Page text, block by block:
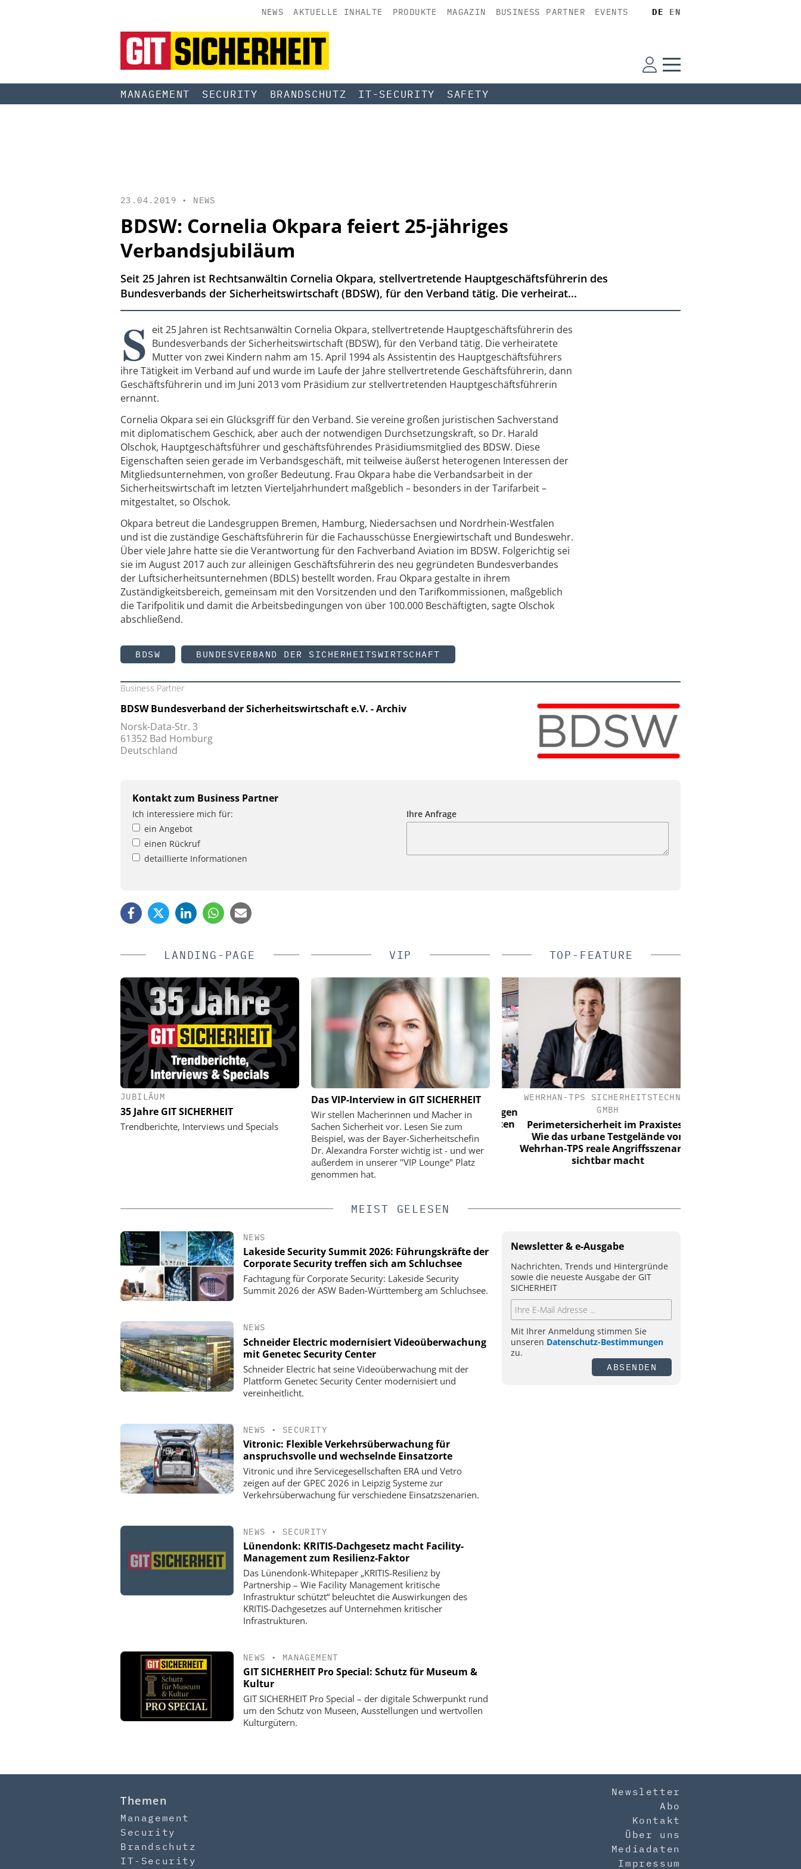
NEWS AKTUELLE INHALTE PRODUKTE MAGAZIN BUSINESS PARTNER EVENTS DE EN
MANAGEMENT SECURITY BRANDSCHUTZ IT-SECURITY SAFETY
23.04.2019 • NEWS
BDSW: Cornelia Okpara feiert 25-jähriges
Verbandsjubiläum
Seit 25 Jahren ist Rechtsanwältin Cornelia Okpara, stellvertretende Hauptgeschäftsführerin des
Bundesverbands der Sicherheitswirtschaft (BDSW), für den Verband tätig. Die verheirat...
S eit 25 Jahren ist Rechtsanwältin Cornelia Okpara, stellvertretende Hauptgeschäftsführerin des
Bundesverbands der Sicherheitswirtschaft (BDSW), für den Verband tätig. Die verheiratete
Mutter von zwei Kindern nahm am 15. April 1994 als Assistentin des Hauptgeschäftsführers
ihre Tätigkeit im Verband auf und wurde im Laufe der Jahre stellvertretende Geschäftsführerin, dann
Geschäftsführerin und im Juni 2013 vom Präsidium zur stellvertretenden Hauptgeschäftsführerin
ernannt.
Cornelia Okpara sei ein Glücksgriff für den Verband. Sie vereine großen juristischen Sachverstand
mit diplomatischem Geschick, aber auch der notwendigen Durchsetzungskraft, so Dr. Harald
Olschok, Hauptgeschäftsführer und geschäftsführendes Präsidiumsmitglied des BDSW. Diese
Eigenschaften seien gerade im Verbandsgeschäft, mit teilweise äußerst heterogenen Interessen der
Mitgliedsunternehmen, von großer Bedeutung. Frau Okpara habe die Verbandsarbeit in der
Sicherheitswirtschaft im letzten Vierteljahrhundert maßgeblich – besonders in der Tarifarbeit –
mitgestaltet, so Olschok.
Okpara betreut die Landesgruppen Bremen, Hamburg, Niedersachsen und Nordrhein-Westfalen
und ist die zuständige Geschäftsführerin für die Fachausschüsse Energiewirtschaft und Bundeswehr.
Über viele Jahre hatte sie die Verantwortung für den Fachverband Aviation im BDSW. Folgerichtig sei
sie im August 2017 auch zur alleinigen Geschäftsführerin des neu gegründeten Bundesverbandes
der Luftsicherheitsunternehmen (BDLS) bestellt worden. Frau Okpara gestalte in ihrem
Zuständigkeitsbereich, gemeinsam mit den Vorsitzenden und den Tarifkommissionen, maßgeblich
die Tarifpolitik und damit die Arbeitsbedingungen von über 100.000 Beschäftigten, sagte Olschok
abschließend.
BDSW BUNDESVERBAND DER SICHERHEITSWIRTSCHAFT
Business Partner
BDSW Bundesverband der Sicherheitswirtschaft e.V. - Archiv
Norsk-Data-Str. 3
61352 Bad Homburg
Deutschland
Kontakt zum Business Partner
Ich interessiere mich für:
ein Angebot
einen Rückruf
detaillierte Informationen
Ihre Anfrage
LANDING-PAGE
JUBILÄUM
35 Jahre GIT SICHERHEIT
Trendberichte, Interviews und Specials
VIP
Das VIP-Interview in GIT SICHERHEIT
Wir stellen Macherinnen und Macher in
Sachen Sicherheit vor. Lesen Sie zum
Beispiel, was der Bayer-Sicherheitschefin
Dr. Alexandra Forster wichtig ist - und wer
außerdem in unserer "VIP Lounge" Platz
genommen hat.
TOP-FEATURE
DOM SICHERHEITSTECHNIK GMBH &
CO. KG
90 Jahre Dom Sicherheitstechnik:
Vom Schließzylinder zur vernetzten
EUCHNER GMBH + CO. KG
Euchner mit IO-Link-Safety-Lösungen
auf der Hannover Messe: Die letzten
20 Meter im Fokus
WEHRHAN-TPS SICHERHEITSTECHNIK
GMBH
Perimetersicherheit im Praxistest:
Wie das urbane Testgelände von
Wehrhan-TPS reale Angriffsszenarien
sichtbar macht
MEIST GELESEN
NEWS
Lakeside Security Summit 2026: Führungskräfte der
Corporate Security treffen sich am Schluchsee
Fachtagung für Corporate Security: Lakeside Security
Summit 2026 der ASW Baden‑Württemberg am Schluchsee.
NEWS
Schneider Electric modernisiert Videoüberwachung
mit Genetec Security Center
Schneider Electric hat seine Videoüberwachung mit der
Plattform Genetec Security Center modernisiert und
vereinheitlicht.
NEWS • SECURITY
Vitronic: Flexible Verkehrsüberwachung für
anspruchsvolle und wechselnde Einsatzorte
Vitronic und ihre Servicegesellschaften ERA und Vetro
zeigen auf der GPEC 2026 in Leipzig Systeme zur
Verkehrsüberwachung für verschiedene Einsatzszenarien.
NEWS • SECURITY
Lünendonk: KRITIS-Dachgesetz macht Facility-
Management zum Resilienz-Faktor
Das Lünendonk-Whitepaper „KRITIS-Resilienz by
Partnership – Wie Facility Management kritische
Infrastruktur schützt“ beleuchtet die Auswirkungen des
KRITIS-Dachgesetzes auf Unternehmen kritischer
Infrastrukturen.
NEWS • MANAGEMENT
GIT SICHERHEIT Pro Special: Schutz für Museum &
Kultur
GIT SICHERHEIT Pro Special – der digitale Schwerpunkt rund
um den Schutz von Museen, Ausstellungen und wertvollen
Kulturgütern.
Newsletter & e-Ausgabe
Nachrichten, Trends und Hintergründe
sowie die neueste Ausgabe der GIT
SICHERHEIT
Mit Ihrer Anmeldung stimmen Sie
unseren Datenschutz-Bestimmungen
zu.
ABSENDEN
Themen
Management
Security
Brandschutz
IT-Security
Newsletter
Abo
Kontakt
Über uns
Mediadaten
Impressum